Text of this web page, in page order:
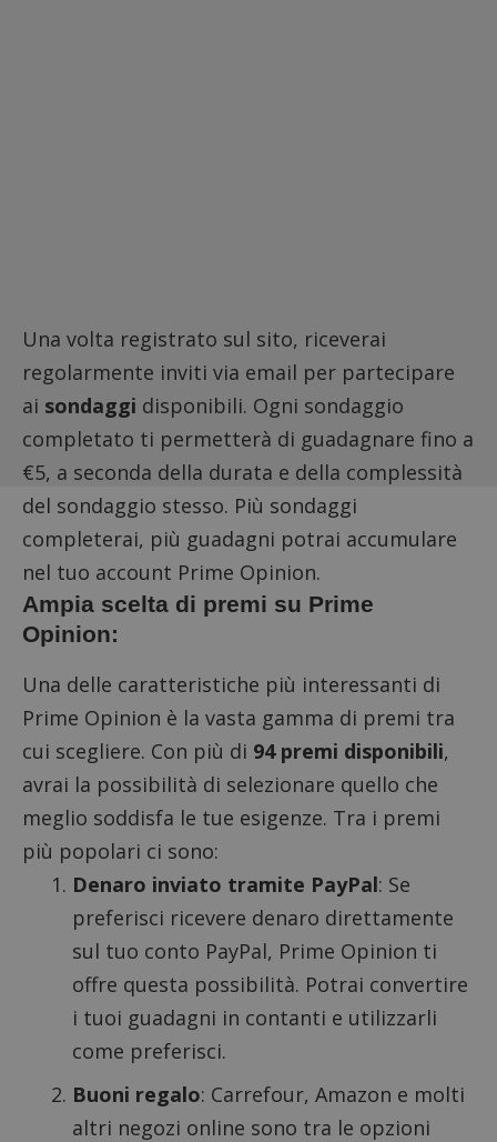
Una volta registrato sul sito, riceverai
regolarmente inviti via email per partecipare
ai sondaggi disponibili. Ogni sondaggio
completato ti permetterà di guadagnare fino a
€5, a seconda della durata e della complessità
del sondaggio stesso. Più sondaggi
completerai, più guadagni potrai accumulare
nel tuo account Prime Opinion.
Ampia scelta di premi su Prime
Opinion:
Una delle caratteristiche più interessanti di
Prime Opinion è la vasta gamma di premi tra
cui scegliere. Con più di 94 premi disponibili,
avrai la possibilità di selezionare quello che
meglio soddisfa le tue esigenze. Tra i premi
più popolari ci sono:
Denaro inviato tramite PayPal: Se
preferisci ricevere denaro direttamente
sul tuo conto PayPal, Prime Opinion ti
offre questa possibilità. Potrai convertire
i tuoi guadagni in contanti e utilizzarli
come preferisci.
Buoni regalo: Carrefour, Amazon e molti
altri negozi online sono tra le opzioni